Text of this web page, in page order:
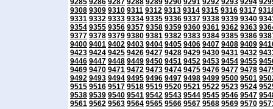
9285 9286 9287 9288 9289 9290 9291 9292 9293 9294
9308 9309 9310 9311 9312 9313 9314 9315 9316 9317
9331 9332 9333 9334 9335 9336 9337 9338 9339 9340
9354 9355 9356 9357 9358 9359 9360 9361 9362 9363
9377 9378 9379 9380 9381 9382 9383 9384 9385 9386
9400 9401 9402 9403 9404 9405 9406 9407 9408 9409
9423 9424 9425 9426 9427 9428 9429 9430 9431 9432
9446 9447 9448 9449 9450 9451 9452 9453 9454 9455
9469 9470 9471 9472 9473 9474 9475 9476 9477 9478
9492 9493 9494 9495 9496 9497 9498 9499 9500 9501
9515 9516 9517 9518 9519 9520 9521 9522 9523 9524
9538 9539 9540 9541 9542 9543 9544 9545 9546 9547
9561 9562 9563 9564 9565 9566 9567 9568 9569 9570